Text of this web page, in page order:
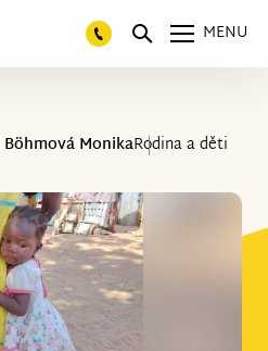
MENU
Böhmová MonikaRodina a děti